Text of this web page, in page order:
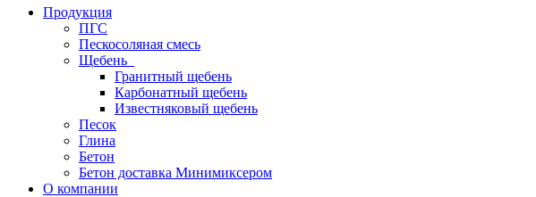
Продукция
ПГС
Пескосоляная смесь
Щебень
Гранитный щебень
Карбонатный щебень
Известняковый щебень
Песок
Глина
Бетон
Бетон доставка Минимиксером
О компании